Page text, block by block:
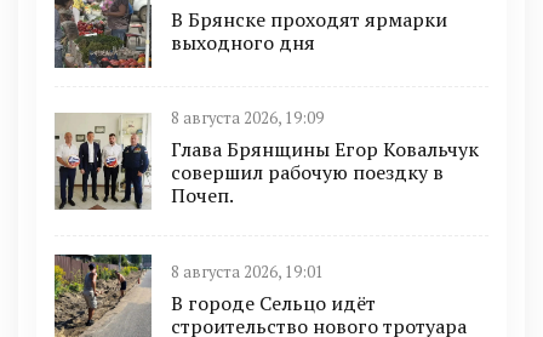
В Брянске проходят ярмарки
выходного дня
8 августа 2026, 19:09
Глава Брянщины Егор Ковальчук
совершил рабочую поездку в
Почеп.
8 августа 2026, 19:01
В городе Сельцо идёт
строительство нового тротуара